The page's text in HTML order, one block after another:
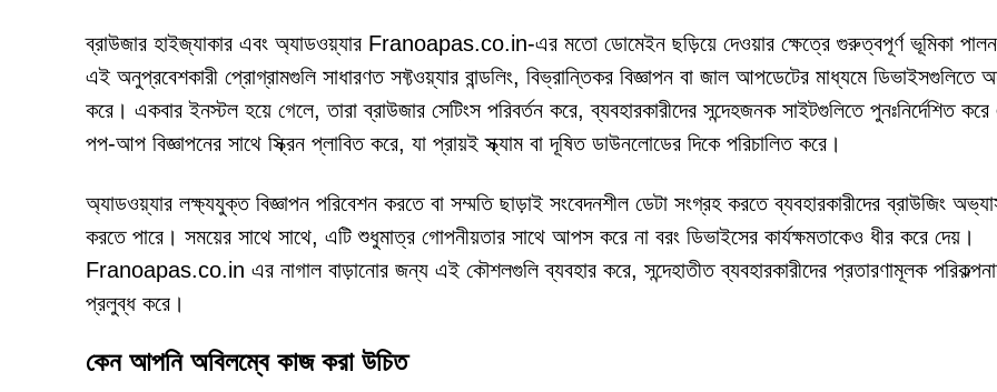
ব্রাউজার হাইজ্যাকার এবং অ্যাডওয়্যার Franoapas.co.in-এর মতো ডোমেইন ছড়িয়ে দেওয়ার ক্ষেত্রে গুরুত্বপূর্ণ ভূমিকা
এই অনুপ্রবেশকারী প্রোগ্রামগুলি সাধারণত সফ্টওয়্যার বান্ডলিং, বিভ্রান্তিকর বিজ্ঞাপন বা জাল আপডেটের মাধ্যমে ডিভাইসগুলিতে
করে। একবার ইনস্টল হয়ে গেলে, তারা ব্রাউজার সেটিংস পরিবর্তন করে, ব্যবহারকারীদের সন্দেহজনক সাইটগুলিতে পুনঃনির্দেশিত
পপ-আপ বিজ্ঞাপনের সাথে স্ক্রিন প্লাবিত করে, যা প্রায়ই স্ক্যাম বা দূষিত ডাউনলোডের দিকে পরিচালিত করে।
অ্যাডওয়্যার লক্ষ্যযুক্ত বিজ্ঞাপন পরিবেশন করতে বা সম্মতি ছাড়াই সংবেদনশীল ডেটা সংগ্রহ করতে ব্যবহারকারীদের ব্রাউজিং
করতে পারে। সময়ের সাথে সাথে, এটি শুধুমাত্র গোপনীয়তার সাথে আপস করে না বরং ডিভাইসের কার্যক্ষমতাকেও ধীর করে দেয়।
Franoapas.co.in এর নাগাল বাড়ানোর জন্য এই কৌশলগুলি ব্যবহার করে, সন্দেহাতীত ব্যবহারকারীদের প্রতারণামূলক
প্রলুব্ধ করে।
কেন আপনি অবিলম্বে কাজ করা উচিত